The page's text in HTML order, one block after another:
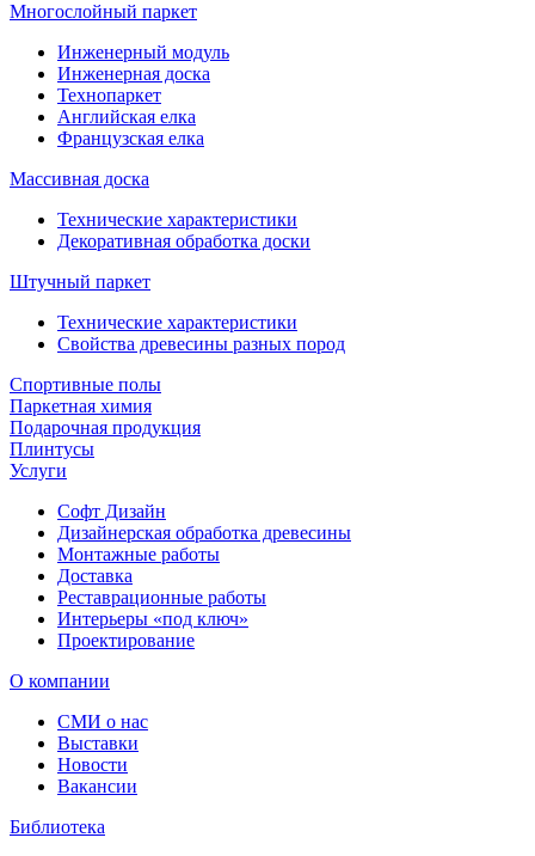
Многослойный паркет
Инженерный модуль
Инженерная доска
Технопаркет
Английская елка
Французская елка
Массивная доска
Технические характеристики
Декоративная обработка доски
Штучный паркет
Технические характеристики
Свойства древесины разных пород
Спортивные полы
Паркетная химия
Подарочная продукция
Плинтусы
Услуги
Софт Дизайн
Дизайнерская обработка древесины
Монтажные работы
Доставка
Реставрационные работы
Интерьеры «под ключ»
Проектирование
О компании
СМИ о нас
Выставки
Новости
Вакансии
Библиотека